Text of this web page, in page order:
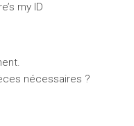
my ID
nécessaires ?